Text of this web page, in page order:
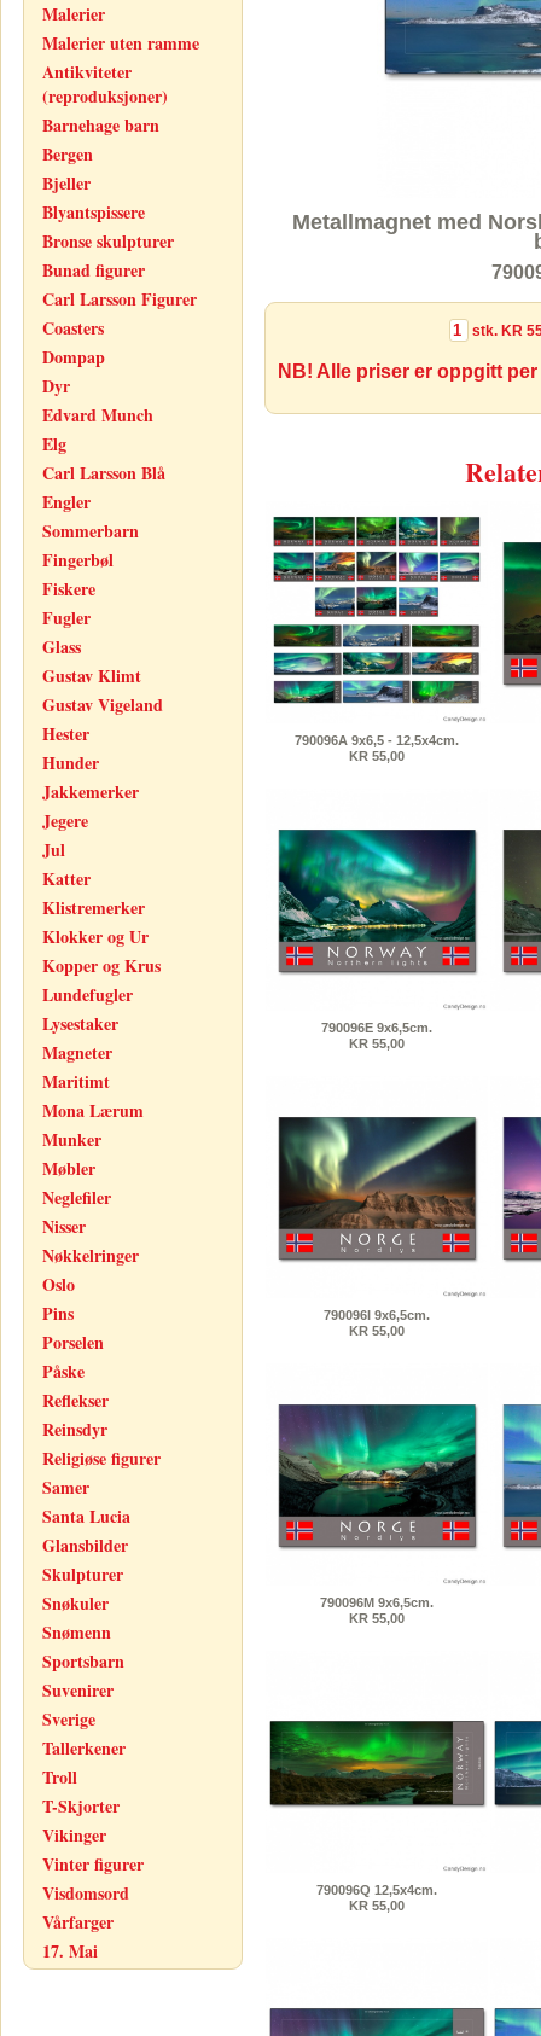
Malerier
Malerier uten ramme
Antikviteter
(reproduksjoner)
Barnehage barn
Bergen
Bjeller
Blyantspissere
Bronse skulpturer
Bunad figurer
Carl Larsson Figurer
Coasters
Dompap
Dyr
Edvard Munch
Elg
Carl Larsson Blå
Engler
Sommerbarn
Fingerbøl
Fiskere
Fugler
Glass
Gustav Klimt
Gustav Vigeland
Hester
Hunder
Jakkemerker
Jegere
Jul
Katter
Klistremerker
Klokker og Ur
Kopper og Krus
Lundefugler
Lysestaker
Magneter
Maritimt
Mona Lærum
Munker
Møbler
Neglefiler
Nisser
Nøkkelringer
Oslo
Pins
Porselen
Påske
Reflekser
Reinsdyr
Religiøse figurer
Samer
Santa Lucia
Glansbilder
Skulpturer
Snøkuler
Snømenn
Sportsbarn
Suvenirer
Sverige
Tallerkener
Troll
T-Skjorter
Vikinger
Vinter figurer
Visdomsord
Vårfarger
17. Mai
Metallmagnet med
stk. KR
NB! Alle priser er oppgitt
790096A 9x6,5 - 12,5x4cm.
KR 55,00
790096E 9x6,5cm.
KR 55,00
790096I 9x6,5cm.
KR 55,00
790096M 9x6,5cm.
KR 55,00
790096Q 12,5x4cm.
KR 55,00